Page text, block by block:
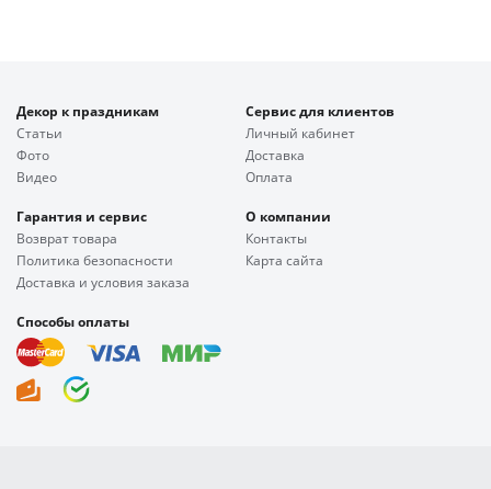
Декор к праздникам
Статьи
Фото
Видео
Сервис для клиентов
Личный кабинет
Доставка
Оплата
Гарантия и сервис
Возврат товара
Политика безопасности
Доставка и условия заказа
О компании
Контакты
Карта сайта
Способы оплаты